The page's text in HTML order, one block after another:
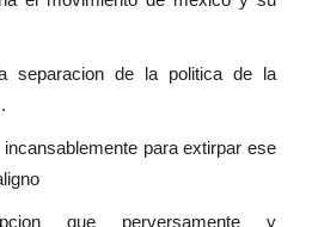
separacion de la politica de la
para extirpar ese
que perversamente y